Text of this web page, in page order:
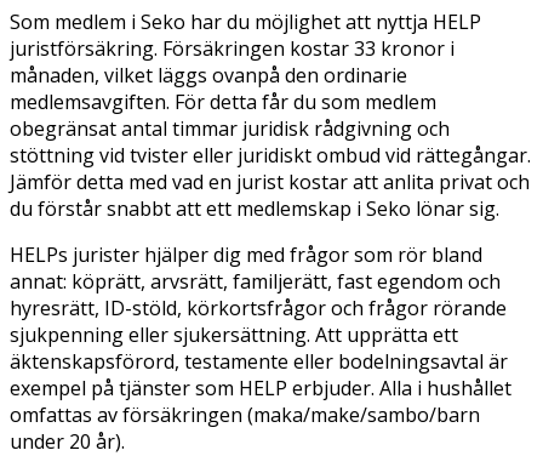
Som medlem i Seko har du möjlighet att nyttja HELP
juristförsäkring. Försäkringen kostar 33 kronor i
månaden, vilket läggs ovanpå den ordinarie
medlemsavgiften. För detta får du som medlem
obegränsat antal timmar juridisk rådgivning och
stöttning vid tvister eller juridiskt ombud vid rättegångar.
Jämför detta med vad en jurist kostar att anlita privat och
du förstår snabbt att ett medlemskap i Seko lönar sig.
HELPs jurister hjälper dig med frågor som rör bland
annat: köprätt, arvsrätt, familjerätt, fast egendom och
hyresrätt, ID-stöld, körkortsfrågor och frågor rörande
sjukpenning eller sjukersättning. Att upprätta ett
äktenskapsförord, testamente eller bodelningsavtal är
exempel på tjänster som HELP erbjuder. Alla i hushållet
omfattas av försäkringen (maka/make/sambo/barn
under 20 år).